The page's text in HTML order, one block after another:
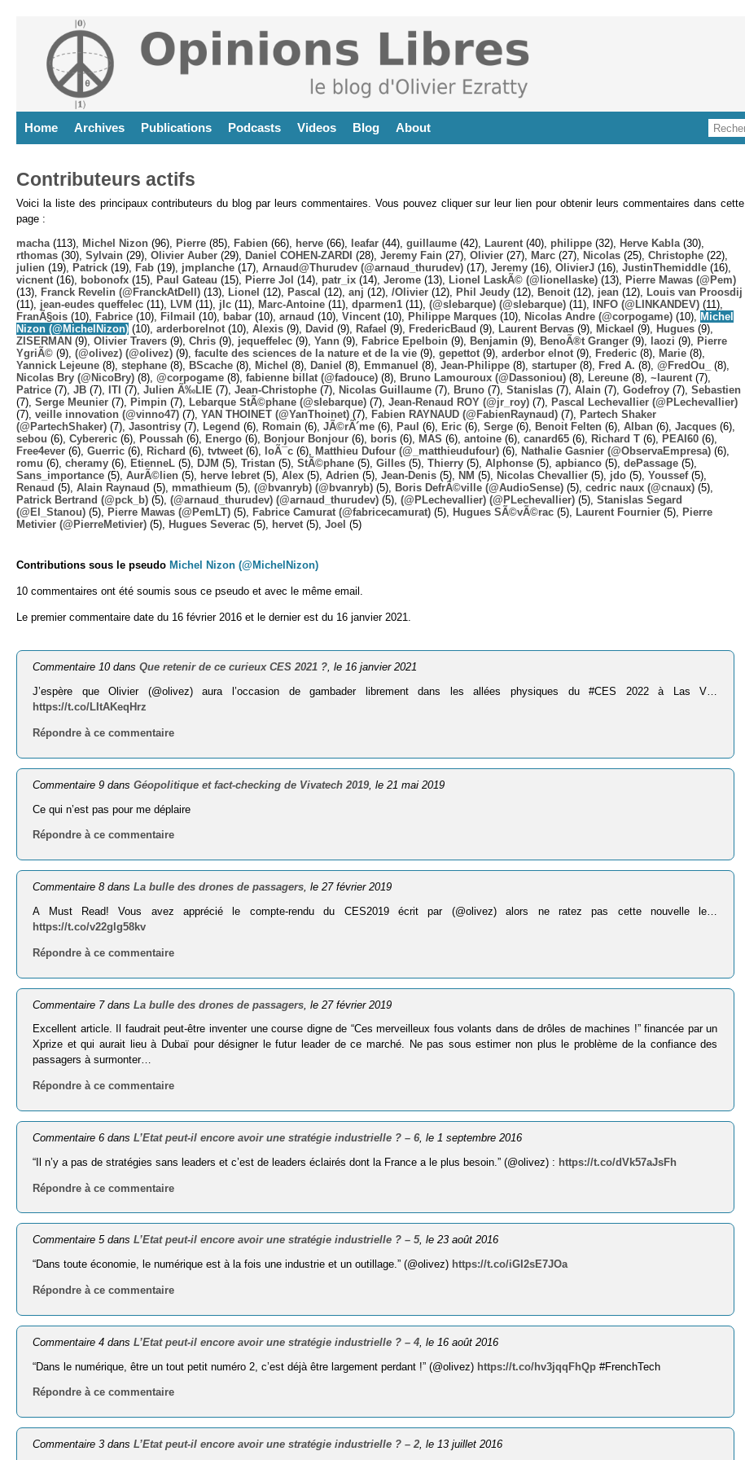
Home Archives Publications Podcasts Videos Blog About
Contributeurs actifs
Voici la liste des principaux contributeurs du blog par leurs commentaires. Vous pouvez cliquer sur leur lien pour obtenir leurs commentaires dans cette
page :
macha (113), Michel Nizon (96), Pierre (85), Fabien (66), herve (66), leafar (44), guillaume (42), Laurent (40), philippe (32), Herve Kabla (30),
rthomas (30), Sylvain (29), Olivier Auber (29), Daniel COHEN-ZARDI (28), Jeremy Fain (27), Olivier (27), Marc (27), Nicolas (25), Christophe (22),
julien (19), Patrick (19), Fab (19), jmplanche (17), Arnaud@Thurudev (@arnaud_thurudev) (17), Jeremy (16), OlivierJ (16), JustinThemiddle (16),
vicnent (16), bobonofx (15), Paul Gateau (15), Pierre Jol (14), patr_ix (14), Jerome (13), Lionel LaskÃ© (@lionellaske) (13),
Pierre Mawas (@Pem)
(13),
Franck Revelin (@FranckAtDell) (13), Lionel (12), Pascal (12), anj (12), /Olivier (12), Phil Jeudy (12), Benoit (12), jean (12),
Louis van Proosdij
(11), jean-eudes queffelec (11), LVM (11), jlc (11), Marc-Antoine (11), dparmen1 (11), (@slebarque) (@slebarque) (11), INFO (@LINKANDEV) (11),
FranÃ§ois (10), Fabrice (10), Filmail (10), babar (10), arnaud (10), Vincent (10), Philippe Marques (10), Nicolas Andre (@corpogame) (10),
Michel
Nizon (@MichelNizon) (10), arderborelnot (10), Alexis (9), David (9), Rafael (9), FredericBaud (9), Laurent Bervas (9), Mickael (9), Hugues (9),
ZISERMAN (9), Olivier Travers (9), Chris (9), jequeffelec (9), Yann (9), Fabrice Epelboin (9), Benjamin (9), BenoÃ®t Granger (9), laozi (9),
Pierre
YgriÃ© (9), (@olivez) (@olivez) (9), faculte des sciences de la nature et de la vie (9), gepettot (9), arderbor elnot (9), Frederic (8), Marie (8),
Yannick Lejeune (8), stephane (8), BScache (8), Michel (8), Daniel (8), Emmanuel (8), Jean-Philippe (8), startuper (8), Fred A. (8), @FredOu_
(8),
Nicolas Bry (@NicoBry) (8), @corpogame (8), fabienne billat (@fadouce) (8), Bruno Lamouroux (@Dassoniou) (8), Lereune (8), ~laurent (7),
Patrice (7), JB (7), ITI (7), Julien Ã‰LIE (7), Jean-Christophe (7), Nicolas Guillaume (7), Bruno (7), Stanislas (7), Alain (7), Godefroy (7), Sebastien
(7), Serge Meunier (7), Pimpin (7), Lebarque StÃ©phane (@slebarque) (7), Jean-Renaud ROY (@jr_roy) (7),
Pascal Lechevallier (@PLechevallier)
(7), veille innovation (@vinno47) (7), YAN THOINET (@YanThoinet) (7), Fabien RAYNAUD (@FabienRaynaud) (7),
Partech Shaker
(@PartechShaker) (7), Jasontrisy (7), Legend (6), Romain (6), JÃ©rÃ´me (6), Paul (6), Eric (6), Serge (6), Benoit Felten (6), Alban (6), Jacques (6),
sebou (6), Cybereric (6), Poussah (6), Energo (6), Bonjour Bonjour (6), boris (6), MAS (6), antoine (6), canard65 (6), Richard T (6), PEAI60 (6),
Free4ever (6), Guerric (6), Richard (6), tvtweet (6), loÃ¯c (6), Matthieu Dufour (@_matthieudufour) (6), Nathalie Gasnier (@ObservaEmpresa) (6),
romu (6), cheramy (6), EtienneL (5), DJM (5), Tristan (5), StÃ©phane (5), Gilles (5), Thierry (5), Alphonse (5), apbianco (5), dePassage (5),
Sans_importance (5), AurÃ©lien (5), herve lebret (5), Alex (5), Adrien (5), Jean-Denis (5), NM (5), Nicolas Chevallier (5), jdo (5), Youssef(5),
Renaud (5), Alain Raynaud (5), mmathieum (5), (@bvanryb) (@bvanryb) (5), Boris DefrÃ©ville (@AudioSense) (5), cedric naux (@cnaux) (5),
Patrick Bertrand (@pck_b) (5), (@arnaud_thurudev) (@arnaud_thurudev) (5), (@PLechevallier) (@PLechevallier) (5), Stanislas Segard
(@El_Stanou) (5), Pierre Mawas (@PemLT) (5), Fabrice Camurat (@fabricecamurat) (5), Hugues SÃ©vÃ©rac (5), Laurent Fournier (5),
Pierre
Metivier (@PierreMetivier) (5), Hugues Severac (5), hervet (5), Joel (5)
Contributions sous le pseudo Michel Nizon (@MichelNizon)
10 commentaires ont été soumis sous ce pseudo et avec le même email.
Le premier commentaire date du 16 février 2016 et le dernier est du 16 janvier 2021.
Commentaire 10 dansQue retenir de ce curieux CES 2021 ?, le 16 janvier 2021
J’espère que Olivier (@olivez) aura l’occasion de gambader librement dans les allées physiques du #CES 2022 à Las V…
https://t.co/LItAKeqHrz
Répondre à ce commentaire
Commentaire 9 dansGéopolitique et fact-checking de Vivatech 2019, le 21 mai 2019
Ce qui n’est pas pour me déplaire
Répondre à ce commentaire
Commentaire 8 dansLa bulle des drones de passagers, le 27 février 2019
A Must Read! Vous avez apprécié le compte-rendu du CES2019 écrit par (@olivez) alors ne ratez pas cette nouvelle le…
https://t.co/v22glg58kv
Répondre à ce commentaire
Commentaire 7 dansLa bulle des drones de passagers , le 27 février 2019
Excellent article. Il faudrait peut-être inventer une course digne de “Ces merveilleux fous volants dans de drôles de machines !” financée par un
Xprize et qui aurait lieu à Dubaï pour désigner le futur leader de ce marché. Ne pas sous estimer non plus le problème de la confiance des
passagers à surmonter…
Répondre à ce commentaire
Commentaire 6 dansL’Etat peut-il encore avoir une stratégie industrielle ? – 6 , le 1 septembre 2016
“Il n’y a pas de stratégies sans leaders et c’est de leaders éclairés dont la France a le plus besoin.” (@olivez) : https://t.co/dVk57aJsFh
Répondre à ce commentaire
Commentaire 5 dansL’Etat peut-il encore avoir une stratégie industrielle ? – 5, le 23 août 2016
“Dans toute économie, le numérique est à la fois une industrie et un outillage.” (@olivez) https://t.co/iGI2sE7JOa
Répondre à ce commentaire
Commentaire 4 dansL’Etat peut-il encore avoir une stratégie industrielle ? – 4 , le 16 août 2016
“Dans le numérique, être un tout petit numéro 2, c’est déjà être largement perdant !” (@olivez) https://t.co/hv3jqqFhQp #FrenchTech
Répondre à ce commentaire
Commentaire 3 dansL’Etat peut-il encore avoir une stratégie industrielle ? – 2, le 13 juillet 2016